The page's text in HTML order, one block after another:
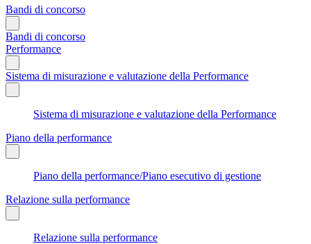
Bandi di concorso
Bandi di concorso
Performance
Sistema di misurazione e valutazione della Performance
Sistema di misurazione e valutazione della Performance
Piano della performance
Piano della performance/Piano esecutivo di gestione
Relazione sulla performance
Relazione sulla performance